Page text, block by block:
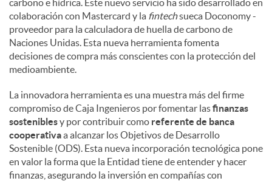
carbono e hídrica. Este nuevo servicio ha sido desarrollado en
colaboración con Mastercard y la fintechsueca Doconomy -
proveedor para la calculadora de huella de carbono de
Naciones Unidas. Esta nueva herramienta fomenta
decisiones de compra más conscientes con la protección del
medioambiente.
La innovadora herramienta es una muestra más del firme
compromiso de Caja Ingenieros por fomentar lasfinanzas
sosteniblesy por contribuir como referente de banca
cooperativaa alcanzar los Objetivos de Desarrollo
Sostenible (ODS). Esta nueva incorporación tecnológica pone
en valor la forma que la Entidad tiene de entender y hacer
finanzas, asegurando la inversión en compañías con